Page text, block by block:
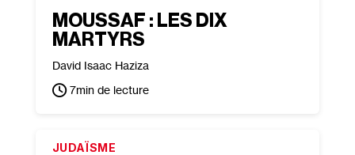
MOUSSAF : LES DIX
MARTYRS
David Isaac Haziza
7min de lecture
JUDAÏSME